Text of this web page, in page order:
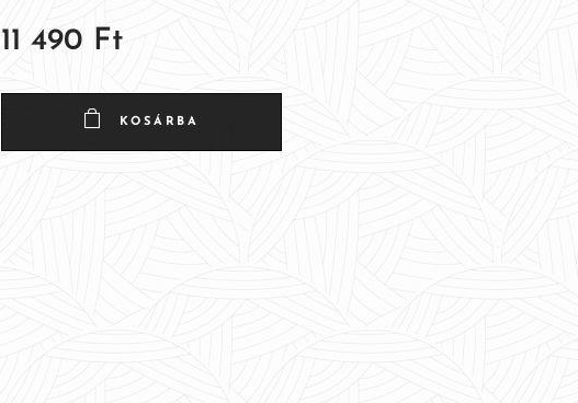
11 490 Ft
KOSÁRBA